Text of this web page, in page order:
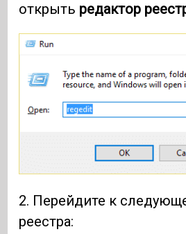
открыть редактор
2. Перейдите к
реестра: